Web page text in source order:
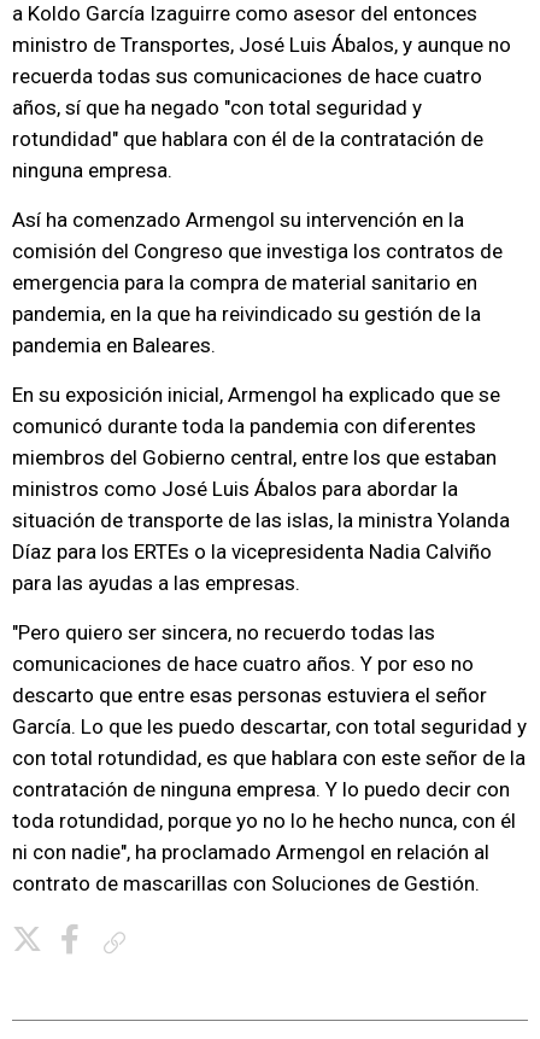
a Koldo García Izaguirre como asesor del entonces
ministro de Transportes, José Luis Ábalos, y aunque no
recuerda todas sus comunicaciones de hace cuatro
años, sí que ha negado "con total seguridad y
rotundidad" que hablara con él de la contratación de
ninguna empresa.
Así ha comenzado Armengol su intervención en la
comisión del Congreso que investiga los contratos de
emergencia para la compra de material sanitario en
pandemia, en la que ha reivindicado su gestión de la
pandemia en Baleares.
En su exposición inicial, Armengol ha explicado que se
comunicó durante toda la pandemia con diferentes
miembros del Gobierno central, entre los que estaban
ministros como José Luis Ábalos para abordar la
situación de transporte de las islas, la ministra Yolanda
Díaz para los ERTEs o la vicepresidenta Nadia Calviño
para las ayudas a las empresas.
"Pero quiero ser sincera, no recuerdo todas las
comunicaciones de hace cuatro años. Y por eso no
descarto que entre esas personas estuviera el señor
García. Lo que les puedo descartar, con total seguridad y
con total rotundidad, es que hablara con este señor de la
contratación de ninguna empresa. Y lo puedo decir con
toda rotundidad, porque yo no lo he hecho nunca, con él
ni con nadie", ha proclamado Armengol en relación al
contrato de mascarillas con Soluciones de Gestión.